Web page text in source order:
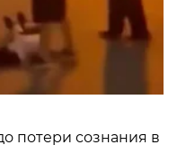
потери сознания в